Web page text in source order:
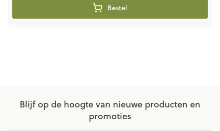
Bestel
Blijf op de hoogte van nieuwe producten en
promoties